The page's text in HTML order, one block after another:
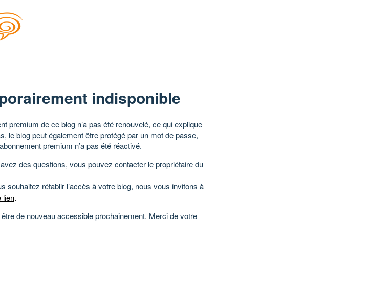
indisponible
premium de ce blog n’a pas été renouvelé, ce qui explique
le blog peut également être protégé par un mot de passe,
premium n’a pas été réactivé.
des questions, vous pouvez contacter le propriétaire du
souhaitez rétablir l’accès à votre blog, nous vous invitons à
lien.
de nouveau accessible prochainement. Merci de votre